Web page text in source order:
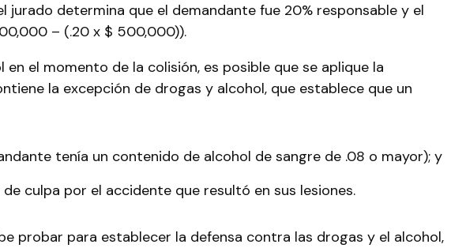
determina que el demandante fue 20% responsable y el
– (.20 x $ 500,000)).
el momento de la colisión, es posible que se aplique la
la excepción de drogas y alcohol, que establece que un
tenía un contenido de alcohol de sangre de .08 o mayor); y
culpa por el accidente que resultó en sus lesiones.
probar para establecer la defensa contra las drogas y el alcohol,